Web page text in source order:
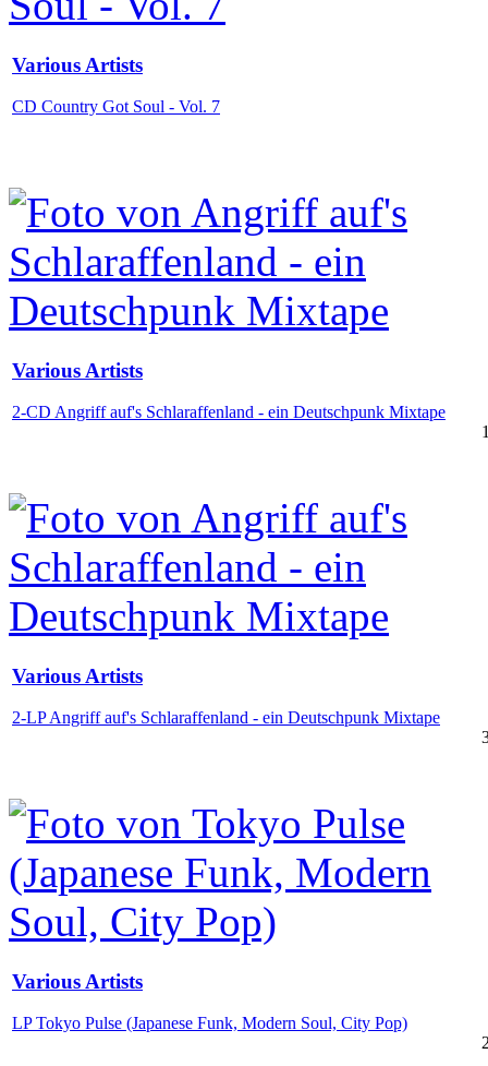
Various Artists
CD Country Got Soul - Vol. 7
Various Artists
2-CD Angriff auf's Schlaraffenland - ein Deutschpunk Mixtape
Various Artists
2-LP Angriff auf's Schlaraffenland - ein Deutschpunk Mixtape
Various Artists
LP Tokyo Pulse (Japanese Funk, Modern Soul, City Pop)